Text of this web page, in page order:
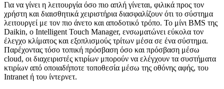
Για να γίνει η λειτουργία όσο πιο απλή γίνεται, φιλικά προς τον
χρήστη και διαισθητικά χειριστήρια διασφαλίζουν ότι το σύστημα
λειτουργεί με τον πιο άνετο και αποδοτικό τρόπο. Το μίνι BMS της
Daikin, ο Intelligent Touch Manager, ενσωματώνει εύκολα τον
έλεγχο κλίματος και εξοπλισμούς τρίτων μέσα σε ένα σύστημα.
Παρέχοντας τόσο τοπική πρόσβαση όσο και πρόσβαση μέσω
cloud, οι διαχειριστές κτιρίων μπορούν να ελέγχουν τα συστήματα
κτιρίων από οποιαδήποτε τοποθεσία μέσω της οθόνης αφής, του
Intranet ή του ίντερνετ.